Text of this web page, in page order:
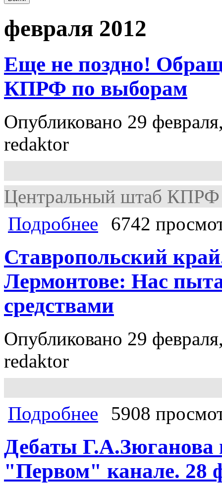
февраля 2012
Еще не поздно!
КПРФ по выборам
Опубликовано 29
redaktor
Центральный штаб
Подробнее о Еще не поздно! Обращение
6742
Ставропольский
Лермонтове: Нас
средствами
Опубликовано 29
redaktor
Подробнее о Ставропольский край.
5908
Дебаты
"Первом" канале. 28